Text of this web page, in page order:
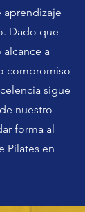
aprendizaje
Dado que
a
compromiso
sigue
nuestro
forma al
Pilates en